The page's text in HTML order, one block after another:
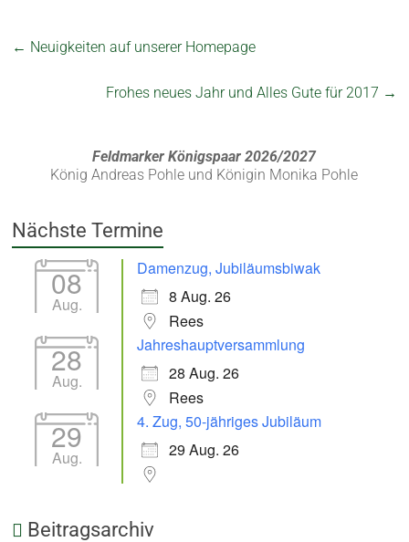
← Neuigkeiten auf unserer Homepage
Frohes neues Jahr und Alles Gute für 2017 →
Feldmarker Königspaar 2026/2027
König Andreas Pohle und Königin Monika Pohle
Nächste Termine
08
Aug.
Damenzug, Jubiläumsbiwak
8 Aug. 26
Rees
28
Aug.
Jahreshauptversammlung
28 Aug. 26
Rees
29
Aug.
4. Zug, 50-jähriges Jubiläum
29 Aug. 26
Beitragsarchiv